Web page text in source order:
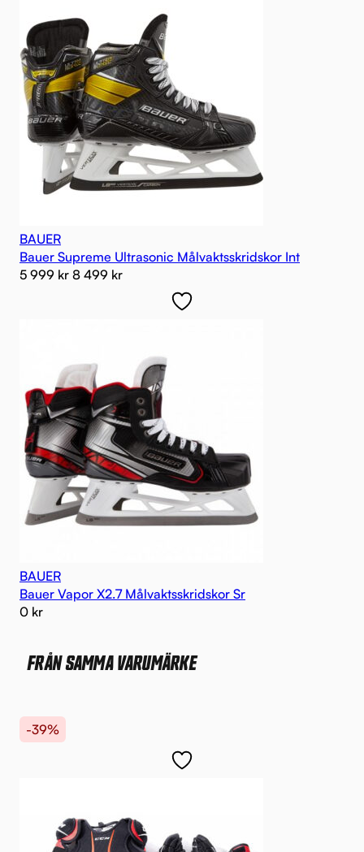
BAUER
Bauer Supreme Ultrasonic Målvaktsskridskor Int
5 999 kr 8 499 kr
BAUER
Bauer Vapor X2.7 Målvaktsskridskor Sr
0 kr
FRÅN SAMMA VARUMÄRKE
-39%